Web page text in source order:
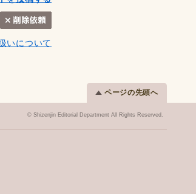
いについて
ページの先頭へ
© Shizenjin Editorial Department All Rights Reserved.